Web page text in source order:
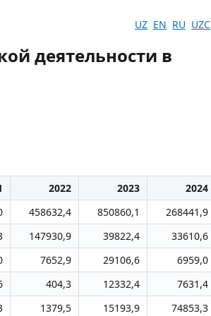
UZ EN RU UZC
деятельности в
2022 2023
2024
458632,4 850860,1
268441,9
147930,9 39822,4
33610,6
7652,9 29106,6
6959,0
404,3 12332,4
7631,4
1379,5 15193,9 74853,3